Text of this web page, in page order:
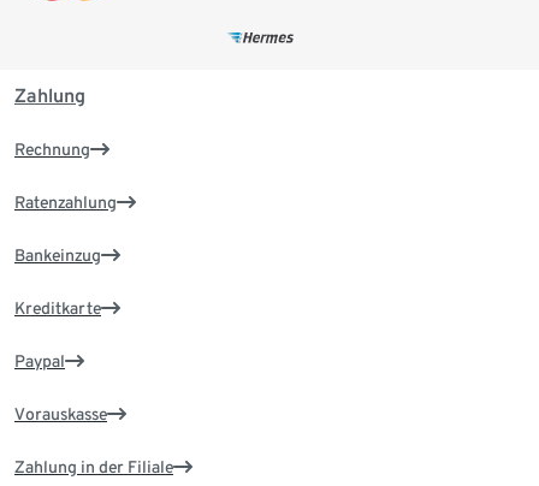
Zahlung
Rechnung
Ratenzahlung
Bankeinzug
Kreditkarte
Paypal
Vorauskasse
Zahlung in der Filiale